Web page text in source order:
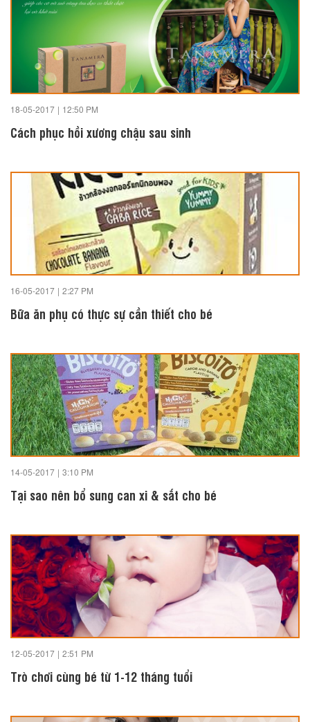
18-05-2017 | 12:50 PM
Cách phục hồi xương chậu sau sinh
16-05-2017 | 2:27 PM
Bữa ăn phụ có thực sự cần thiết cho bé
14-05-2017 | 3:10 PM
Tại sao nên bổ sung can xi & sắt cho bé
12-05-2017 | 2:51 PM
Trò chơi cùng bé từ 1-12 tháng tuổi